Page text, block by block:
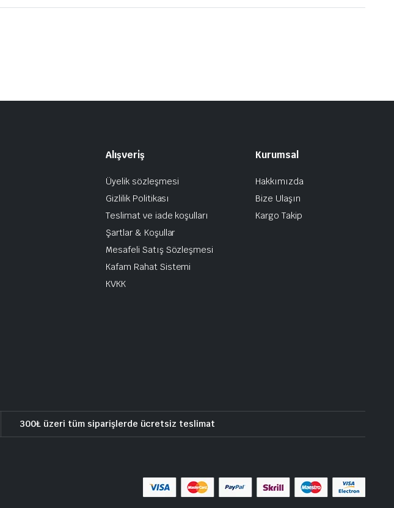
Alışveriş
Üyelik sözleşmesi
Gizlilik Politikası
Teslimat ve iade koşulları
Şartlar & Koşullar
Mesafeli Satış Sözleşmesi
Kafam Rahat Sistemi
KVKK
Kurumsal
Hakkımızda
Bize Ulaşın
Kargo Takip
300₺ üzeri tüm siparişlerde ücretsiz teslimat